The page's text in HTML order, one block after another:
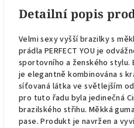
Detailní popis
Velmi sexy vyšší brazilky s
prádla PERFECT YOU je
sportovního a ženského stylu.
je elegantně kombinována s
síťovaná látka ve světlejším
pro tuto řadu byla jedinečná
brazilského střihu. Měkká
pase. Produkt je navržen a